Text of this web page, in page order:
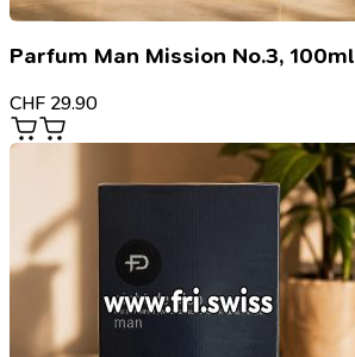
Parfum Man Mission No.3, 100ml
CHF 29.90